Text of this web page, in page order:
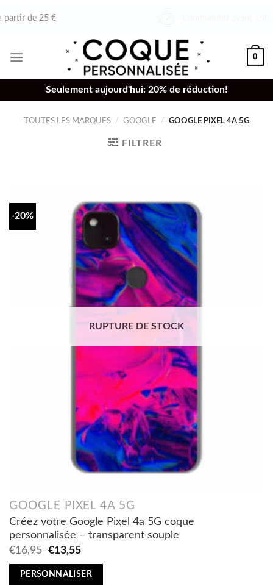
to
0
Seulement aujourd'hui: 20% de réduction!
TOUTES LES MARQUES / GOOGLE / GOOGLE PIXEL 4A 5G
FILTRER
-20%
RUPTURE DE STOCK
GOOGLE PIXEL 4A 5G
Créez votre Google Pixel 4a 5G coque
personnalisée – transparent souple
€16,95
Original
was:
€13,55Current
is:
PERSONNALISER